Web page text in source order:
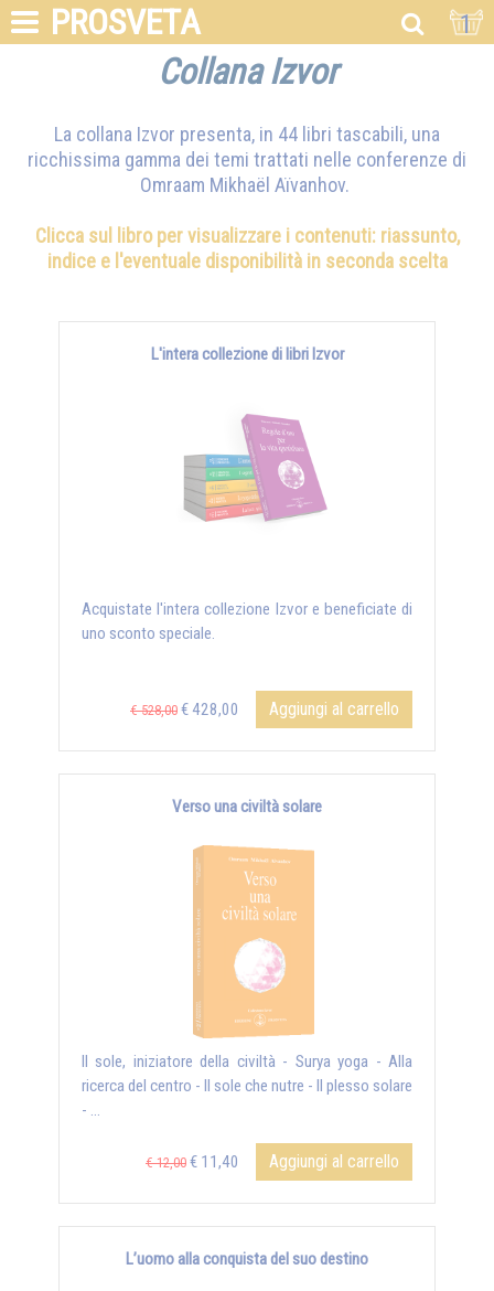
PROSVETA 1
Collana Izvor
La collana Izvor presenta, in 44 libri tascabili, una
ricchissima gamma dei temi trattati nelle conferenze di
Omraam Mikhaël Aïvanhov.
Clicca sul libro per visualizzare i contenuti: riassunto,
indice e l'eventuale disponibilità in seconda scelta
L'intera collezione di libri Izvor
Acquistate l'intera collezione Izvor e beneficiate di
uno sconto speciale.
€ 528,00 € 428,00 Aggiungi al carrello
Verso una civiltà solare
Il sole, iniziatore della civiltà - Surya yoga - Alla
ricerca del centro - Il sole che nutre - Il plesso solare
- ...
€ 12,00 € 11,40 Aggiungi al carrello
L’uomo alla conquista del suo destino